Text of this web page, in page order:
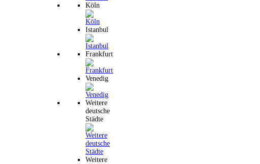
Köln
Istanbul
Frankfurt
Venedig
Weitere
deutsche
Städte
Weitere